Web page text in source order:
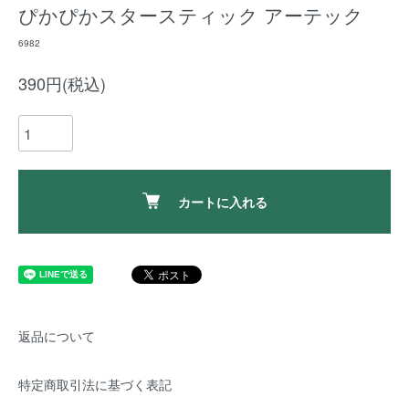
ぴかぴかスタースティック アーテック
6982
390円(税込)
カートに入れる
返品について
特定商取引法に基づく表記